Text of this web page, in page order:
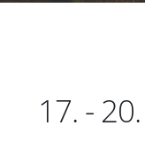
17. -